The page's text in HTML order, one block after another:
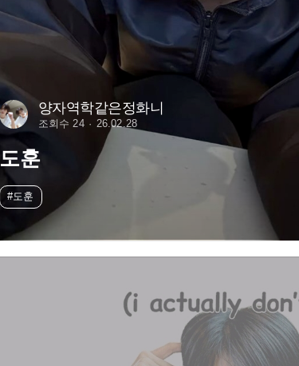
양자역학같은정화니
조회수 24 26.02.28
도훈
#도훈